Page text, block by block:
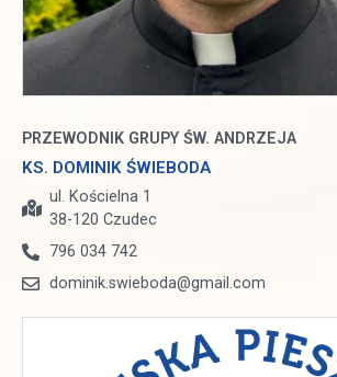
PRZEWODNIK GRUPY ŚW. ANDRZEJA
KS. DOMINIK ŚWIEBODA
ul. Kościelna 1
38-120 Czudec
796 034 742
dominik.swieboda@gmail.com